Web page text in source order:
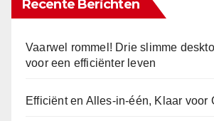
Recente Berichten
Vaarwel rommel! Drie slimme
voor een efficiënter leven
Efficiënt en Alles-in-één, Klaar voor